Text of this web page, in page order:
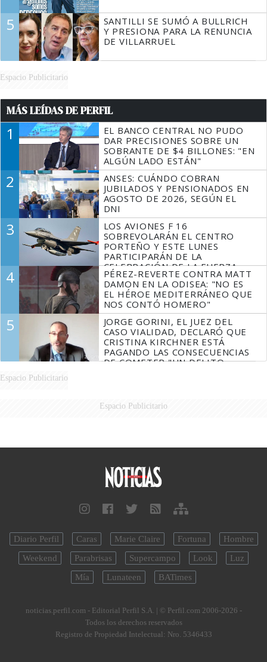
5
SANTILLI SE SUMÓ A BULLRICH
Y PRESIONA PARA LA RENUNCIA
DE VILLARRUEL
Espacio Publicitario
MÁS LEÍDAS DE PERFIL
1
EL BANCO CENTRAL NO PUDO
DAR PRECISIONES SOBRE UN
SOBRANTE DE $4 BILLONES: "EN
ALGÚN LADO ESTÁN"
2
ANSES: CUÁNDO COBRAN
JUBILADOS Y PENSIONADOS EN
AGOSTO DE 2026, SEGÚN EL
DNI
3
LOS AVIONES F 16
SOBREVOLARÁN EL CENTRO
PORTEÑO Y ESTE LUNES
PARTICIPARÁN DE LA
CELEBRACIÓN DE LA FUERZA
AÉREA
4
PÉREZ-REVERTE CONTRA MATT
DAMON EN LA ODISEA: "NO ES
EL HÉROE MEDITERRÁNEO QUE
NOS CONTÓ HOMERO"
5
JORGE GORINI, EL JUEZ DEL
CASO VIALIDAD, DECLARÓ QUE
CRISTINA KIRCHNER ESTÁ
PAGANDO LAS CONSECUENCIAS
DE COMETER "UN DELITO
Espacio Publicitario
Espacio Publicitario
Diario Perfil Caras Marie Claire Fortuna
Hombre
Weekend
Parabrisas Supercampo Look
Luz
Mía
Lunateen BATimes
noticias.perfil.com - Editorial Perfil S.A. | © Perfil.com 2006-2026 -
Todos los derechos reservados
Registro de Propiedad Intelectual: Nro. 5346433